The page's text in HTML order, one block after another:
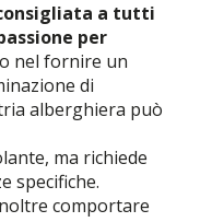
a tutti
per
nel fornire un
di
alberghiera può
ma richiede
specifiche.
comportare